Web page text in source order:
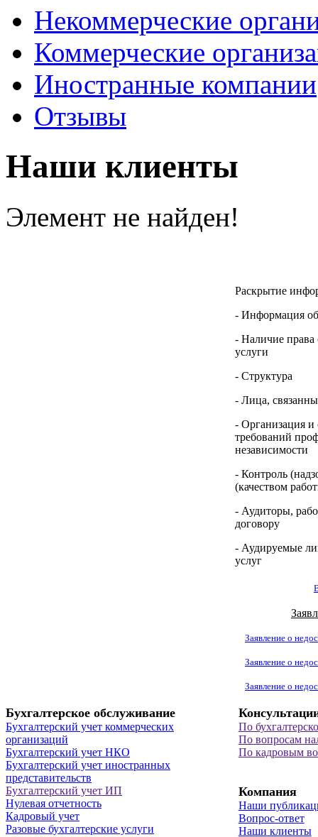
Некоммерческие
Коммерческие
Иностранные компании
Отзывы
Наши клиенты
Элемент не найден!
Раскрытие
- Информация
- Наличие права
услуги
- Структура
- Лица,
- Организация и
требований
независимости
- Контроль
(качеством
- Аудиторы,
договору
- Аудируемые
услуг
Заявление о
Заявление о
Заявление о
Бухгалтерское обслуживание
Бухгалтерский учет коммерческих
организаций
Бухгалтерский учет НКО
Бухгалтерский учет иностранных
представительств
Бухгалтерский учет ИП
Нулевая отчетность
Кадровый учет
Разовые бухгалтерские услуги
По
По вопросам
По кадровым
Компания
Наши
Вопрос-ответ
Наши клиенты